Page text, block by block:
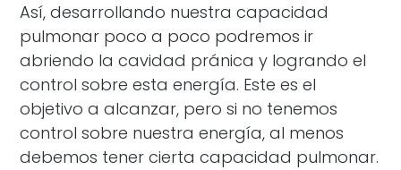
Así, desarrollando nuestra capacidad
pulmonar poco a poco podremos ir
abriendo la cavidad pránica y logrando el
control sobre esta energía. Este es el
objetivo a alcanzar, pero si no tenemos
control sobre nuestra energía, al menos
debemos tener cierta capacidad pulmonar.